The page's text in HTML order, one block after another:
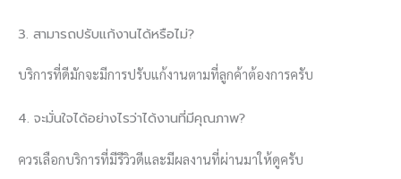
3. สามารถปรับแก้งานได้หรือไม่?
บริการที่ดีมักจะมีการปรับแก้งานตามที่ลูกค้าต้องการครับ
4. จะมั่นใจได้อย่างไรว่าได้งานที่มีคุณภาพ?
ควรเลือกบริการที่มีรีวิวดีและมีผลงานที่ผ่านมาให้ดูครับ